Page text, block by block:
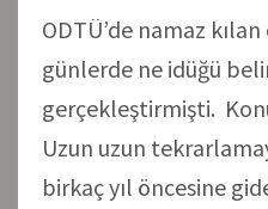
ODTÜ’de namaz
günlerde ne idüğü
gerçekleştirmişti.
Uzun uzun
birkaç yıl öncesine